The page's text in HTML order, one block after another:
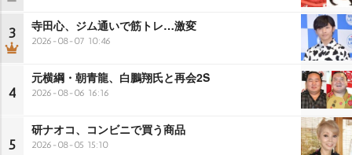
3 寺田心、ジム通いで筋トレ…激変
2026-08-07 10:46
4
元横綱・朝青龍、白鵬翔氏と再会2S
2026-08-06 16:16
5
研ナオコ、コンビニで買う商品
2026-08-05 15:10